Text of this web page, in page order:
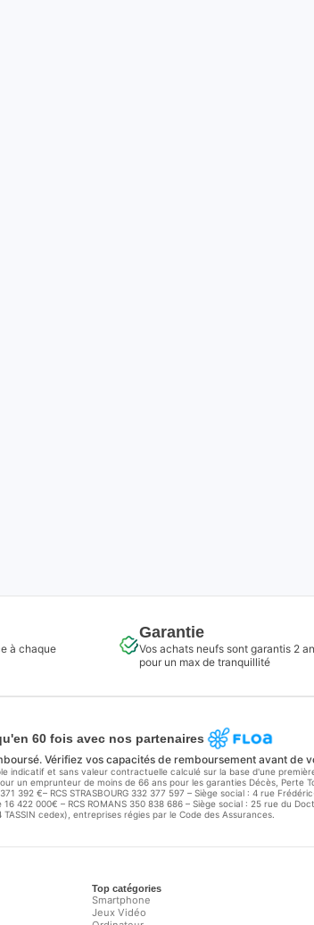
à chaque
Garantie
Vos achats neufs sont garantis 2
pour un max de tranquillité
60 fois avec nos partenaires
Vérifiez vos capacités de remboursement avant de
indicatif et sans valeur contractuelle calculé sur la base d'une
un emprunteur de moins de 66 ans pour les garanties Décès, Perte
€– RCS STRASBOURG 332 377 597 – Siège social : 4 rue
422 000€ – RCS ROMANS 350 838 686 – Siège social : 25 rue du
TASSIN cedex), entreprises régies par le Code des Assurances.
Top catégories
Smartphone
Jeux Vidéo